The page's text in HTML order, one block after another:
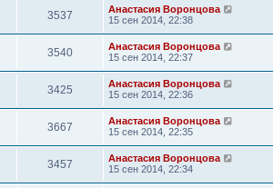
3537
Анастасия Воронцова
15 сен 2014, 22:38
3540
Анастасия Воронцова
15 сен 2014, 22:37
3425
Анастасия Воронцова
15 сен 2014, 22:36
3667
Анастасия Воронцова
15 сен 2014, 22:35
3457
Анастасия Воронцова
15 сен 2014, 22:34